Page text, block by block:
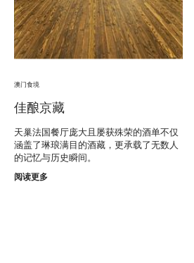
澳门食境
佳酿京藏
天巢法国餐厅庞大且屡获殊荣的酒单不仅
涵盖了琳琅满目的酒藏，更承载了无数人
的记忆与历史瞬间。
阅读更多